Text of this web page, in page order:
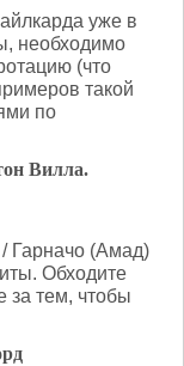
уже в
необходимо
(что
такой
по
Вилла.
Гарначо (Амад)
Обходите
за тем, чтобы